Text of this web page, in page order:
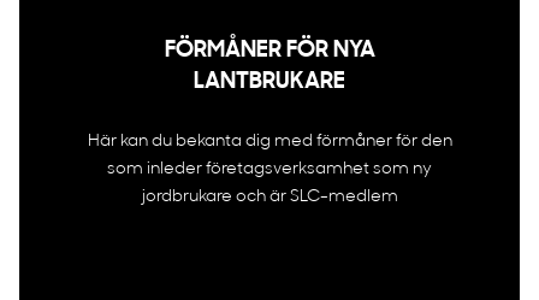
FÖRMÅNER FÖR NYA
LANTBRUKARE
Här kan du bekanta dig med förmåner för den
som inleder företagsverksamhet som ny
jordbrukare och är SLC-medlem